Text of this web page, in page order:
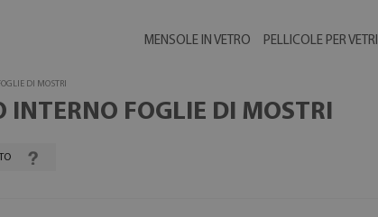
MENSOLE IN VETRO PELLICOLE PER VETRI
DI MOSTRI
INTERNO FOGLIE DI MOSTRI